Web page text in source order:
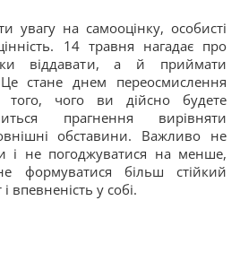
увагу на самооцінку, особисті
14 травня нагадає про
віддавати, а й приймати
стане днем переосмислення
того, чого ви дійсно будете
прагнення вирівняти
обставини. Важливо не
і не погоджуватися на менше,
формуватися більш стійкий
у собі.